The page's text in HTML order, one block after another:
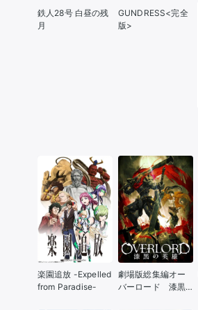
鉄人28号 白昼の残
月
GUNDRESS<完全
版>
楽園追放 -Expelled
from Paradise-
劇場版総集編オー
バーロード 漆黒